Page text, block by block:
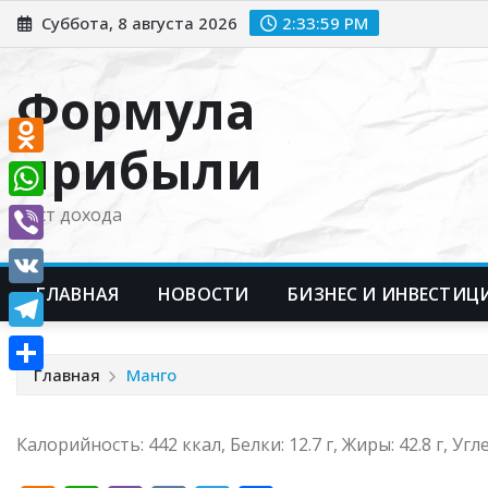
Перейти
к
Суббота, 8 августа 2026 2:34:00 PM
Формула
прибыли
Рост дохода
ГЛАВНАЯ НОВОСТИ БИЗНЕС И
Главная Манго
Калорийность: 442 ккал, Белки: 12.7 г, Жиры: 42.8 г,
Odnoklassniki
WhatsApp
Viber
VK
Telegram
Отправить